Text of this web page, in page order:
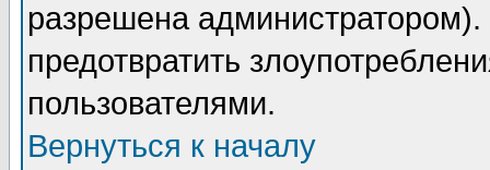
разрешена
предотвратить
пользователями.
Вернуться к началу